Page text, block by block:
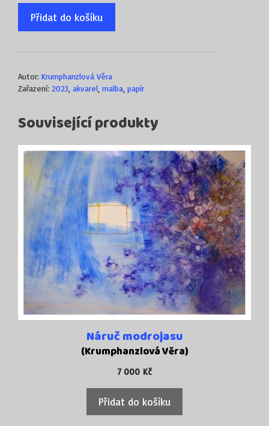
Přidat do košíku
Autor: Krumphanzlová Věra
Zařazení: 2023 akvarel malba papír
Související produkty
Náruč modrojasu
(Krumphanzlová Věra)
7 000 Kč
Přidat do košíku